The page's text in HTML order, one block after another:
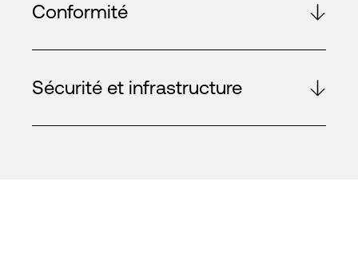
Conformité
Sécurité et infrastructure